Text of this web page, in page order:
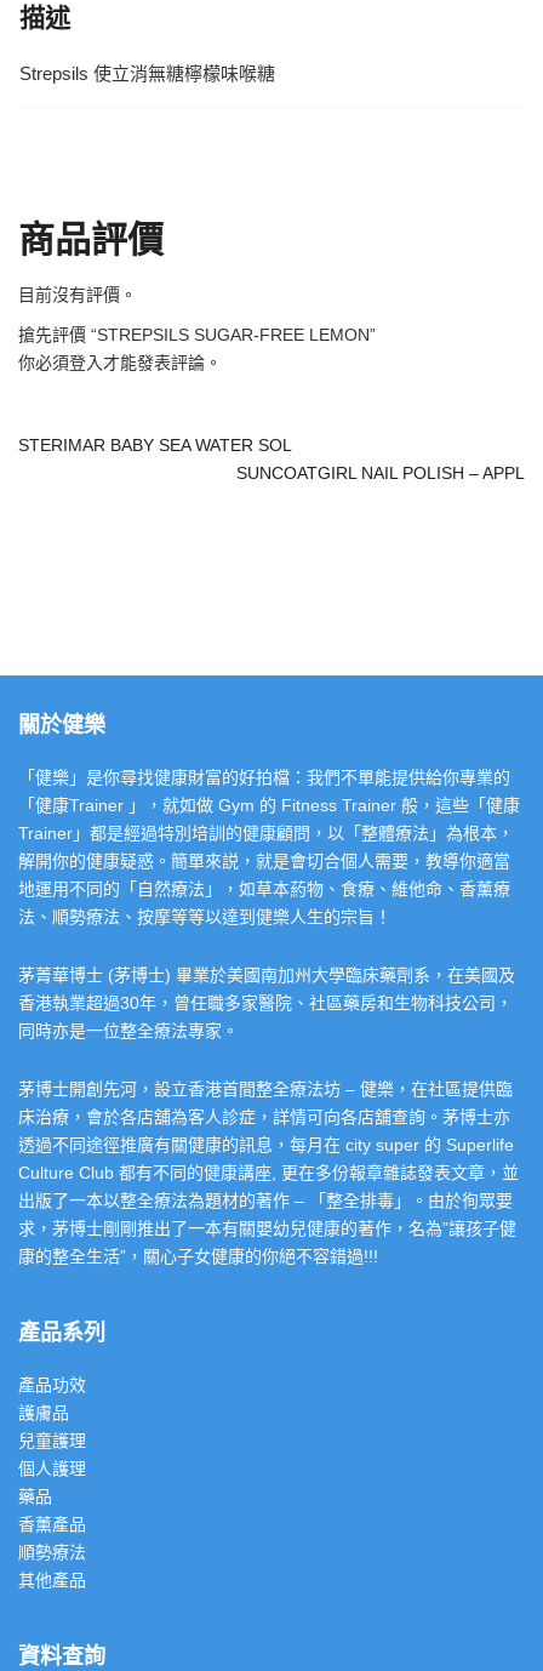
描述
Strepsils 使立消無糖檸檬味喉糖
商品評價
目前沒有評價。
搶先評價 “STREPSILS SUGAR-FREE LEMON”
你必須登入才能發表評論。
STERIMAR BABY SEA WATER SOL
SUNCOATGIRL NAIL POLISH – APPL
關於健樂
「健樂」是你尋找健康財富的好拍檔：我們不單能提供給你專業的
「健康Trainer 」，就如做 Gym 的 Fitness Trainer 般，這些「健康
Trainer」都是經過特別培訓的健康顧問，以「整體療法」為根本，
解開你的健康疑惑。簡單來説，就是會切合個人需要，教導你適當
地運用不同的「自然療法」，如草本葯物、食療、維他命、香薰療
法、順勢療法、按摩等等以達到健樂人生的宗旨！
茅菁華博士 (茅博士) 畢業於美國南加州大學臨床藥劑系，在美國及
香港執業超過30年，曾任職多家醫院、社區藥房和生物科技公司，
同時亦是一位整全療法專家。
茅博士開創先河，設立香港首間整全療法坊 – 健樂，在社區提供臨
床治療，會於各店舖為客人診症，詳情可向各店舖查詢。茅博士亦
透過不同途徑推廣有關健康的訊息，每月在 city super 的 Superlife
Culture Club 都有不同的健康講座, 更在多份報章雜誌發表文章，並
出版了一本以整全療法為題材的著作 – 「整全排毒」。由於徇眾要
求，茅博士剛剛推出了一本有關嬰幼兒健康的著作，名為”讓孩子健
康的整全生活”，關心子女健康的你絕不容錯過!!!
產品系列
產品功效
護膚品
兒童護理
個人護理
藥品
香薰產品
順勢療法
其他產品
資料查詢